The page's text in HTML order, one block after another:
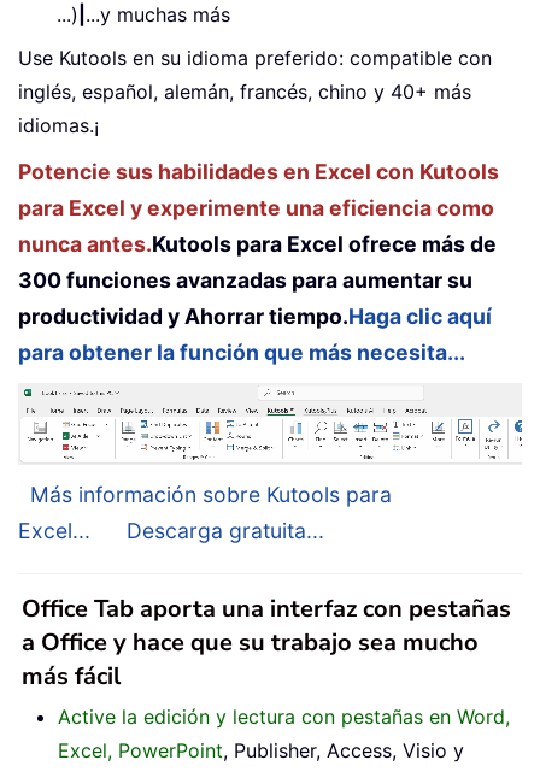
...) ...y muchas más
Use Kutools en su idioma preferido: compatible con
inglés, español, alemán, francés, chino y 40+ más
idiomas.¡
Potencie sus habilidades en Excel con Kutools
para Excel y experimente una eficiencia como
nunca antes.Kutools para Excel ofrece más de
300 funciones avanzadas para aumentar su
productividad y Ahorrar tiempo.Haga clic aquí
para obtener la función que más necesita...
Más información sobre Kutools para
Excel...
Descarga gratuita...
Office Tab aporta una interfaz con pestañas
a Office y hace que su trabajo sea mucho
más fácil
Active la edición y lectura con pestañas en Word,
Excel, PowerPoint, Publisher, Access, Visio y